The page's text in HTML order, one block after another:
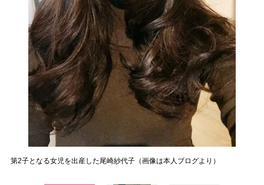
第2子となる女児を出産した尾崎紗代子（画像は本人ブログより）